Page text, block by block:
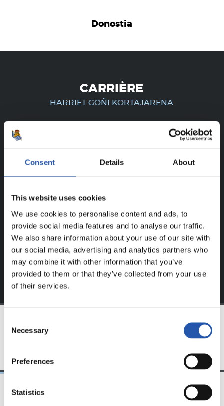
Consent Details About
This website uses cookies
We use cookies to personalise content and ads, to
provide social media features and to analyse our traffic.
We also share information about your use of our site with
our social media, advertising and analytics partners who
may combine it with other information that you’ve
provided to them or that they’ve collected from your use
of their services.
Selection
Necessary
Preferences
Statistics
Donostia
CARRIÈRE
HARRIET GOÑI KORTAJARENA
UTILISATEURS ENREGISTRÉS !
notre site web.
S'inscrire en cliquant sur l' Identifiant et profitez du
contenu exclusif pour vous.